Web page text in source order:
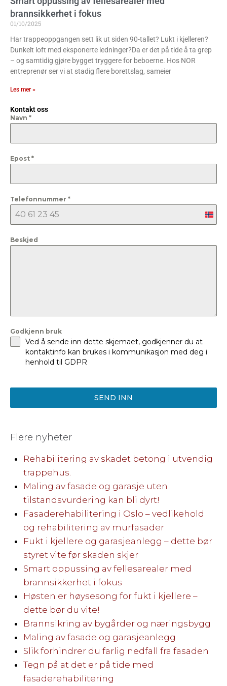
brannsikkerhet i fokus
01/10/2025
Har trappeoppgangen sett lik ut siden 90-tallet? Lukt i kjelleren?
Dunkelt loft med eksponerte ledninger?Da er det på tide å ta grep
– og samtidig gjøre bygget tryggere for beboerne. Hos NOR
entreprenør ser vi at stadig flere borettslag, sameier
Les mer »
Kontakt oss
Navn *
Epost *
Telefonnummer *
Beskjed
Godkjenn bruk
Ved å sende inn dette skjemaet, godkjenner du at
kontaktinfo kan brukes i kommunikasjon med deg i
henhold til GDPR
SEND INN
Flere nyheter
Rehabilitering av skadet betong i utvendig
trappehus.
Maling av fasade og garasje uten
tilstandsvurdering kan bli dyrt!
Fasaderehabilitering i Oslo – vedlikehold
og rehabilitering av murfasader
Fukt i kjellere og garasjeanlegg – dette bør
styret vite før skaden skjer
Smart oppussing av fellesarealer med
brannsikkerhet i fokus
Høsten er høysesong for fukt i kjellere –
dette bør du vite!
Brannsikring av bygårder og næringsbygg
Maling av fasade og garasjeanlegg
Slik forhindrer du farlig nedfall fra fasaden
Tegn på at det er på tide med
fasaderehabilitering